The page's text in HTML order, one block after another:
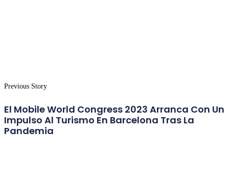
Previous Story
El Mobile World Congress 2023 Arranca Con Un
Impulso Al Turismo En Barcelona Tras La
Pandemia